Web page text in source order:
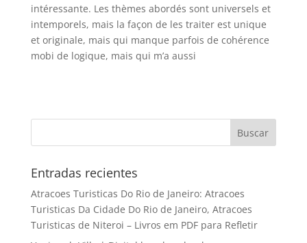
intéressante. Les thèmes abordés sont universels et
intemporels, mais la façon de les traiter est unique
et originale, mais qui manque parfois de cohérence
mobi de logique, mais qui m’a aussi
Entradas recientes
Atracoes Turisticas Do Rio de Janeiro: Atracoes
Turisticas Da Cidade Do Rio de Janeiro, Atracoes
Turisticas de Niteroi – Livros em PDF para Refletir